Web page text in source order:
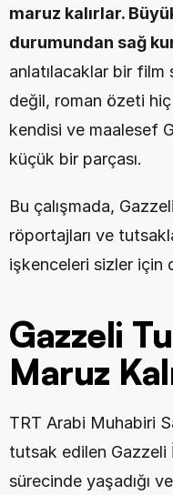
maruz kalırlar.
durumundan sağ
anlatılacaklar bir film
değil, roman özeti
kendisi ve maalesef
küçük bir parçası.
Bu çalışmada,
röportajları ve
işkenceleri sizler için
Gazzeli
Maruz
TRT Arabi Muhabiri
tutsak edilen Gazzeli
sürecinde yaşadığı